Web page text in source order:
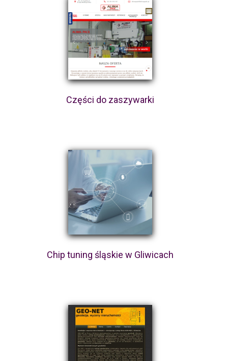
Części do zaszywarki
Chip tuning śląskie w Gliwicach